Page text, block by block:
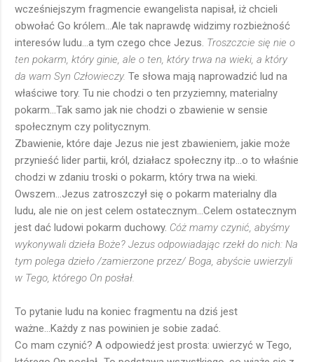
wcześniejszym fragmencie ewangelista napisał, iż chcieli
obwołać Go królem...Ale tak naprawdę widzimy rozbieżność
interesów ludu...a tym czego chce Jezus. Troszczcie się nie o
ten pokarm, który ginie, ale o ten, który trwa na wieki, a który
da wam Syn Człowieczy. Te słowa mają naprowadzić lud na
właściwe tory. Tu nie chodzi o ten przyziemny, materialny
pokarm...Tak samo jak nie chodzi o zbawienie w sensie
społecznym czy politycznym.
Zbawienie, które daje Jezus nie jest zbawieniem, jakie może
przynieść lider partii, król, działacz społeczny itp...o to właśnie
chodzi w zdaniu troski o pokarm, który trwa na wieki.
Owszem...Jezus zatroszczył się o pokarm materialny dla
ludu, ale nie on jest celem ostatecznym...Celem ostatecznym
jest dać ludowi pokarm duchowy. Cóż mamy czynić, abyśmy
wykonywali dzieła Boże? Jezus odpowiadając rzekł do nich: Na
tym polega dzieło /zamierzone przez/ Boga, abyście uwierzyli
w Tego, którego On posłał.
To pytanie ludu na koniec fragmentu na dziś jest
ważne...Każdy z nas powinien je sobie zadać.
Co mam czynić? A odpowiedź jest prosta: uwierzyć w Tego,